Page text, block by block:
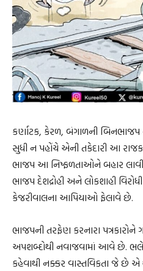
કર્ણાટક, કેરળ, બંગાળની બિનભાજપ
સુધી ન પહોંચે એની તકેદારી આ
ભાજપ આ નિષ્ફળતાઓને બહાર
ભાજપ દેશદ્રોહી અને લોકશાહી
કેજરીવાલના આપિયાઓ ફેલાવે છે.
ભાજપની તરફેણ કરનારા પત્રકારોને
અપશબ્દોથી નવાજવામાં આવે છે.
કહેવાથી નક્કર વાસ્તવિકતા જે છે એ